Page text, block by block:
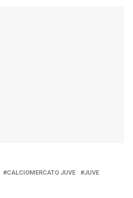
CALCIOMERCATO JUVE
JUVE